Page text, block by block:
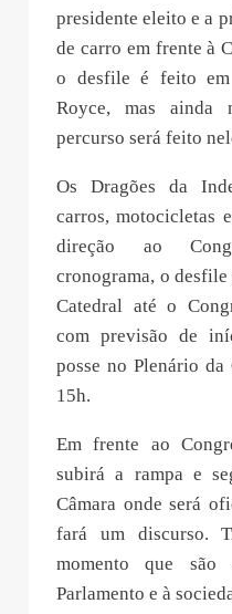
presidente eleito e a
de carro em frente à
o desfile é feito
Royce, mas
percurso será feito
Os Dragões da
carros, motocicletas
direção ao
cronograma, o
Catedral até o
com previsão de
posse no Plenário da
15h.
Em frente ao
subirá a rampa e
Câmara onde será
fará um discurso.
momento que são
Parlamento e à